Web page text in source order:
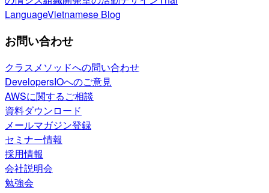
LanguageVietnamese Blog
お問い合わせ
クラスメソッドへの問い合わせ
DevelopersIOへのご意見
AWSに関するご相談
資料ダウンロード
メールマガジン登録
セミナー情報
採用情報
会社説明会
勉強会